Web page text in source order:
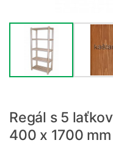
Regál s 5
400 x 1700